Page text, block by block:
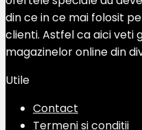
din ce in ce mai folosit
clienti. Astfel ca aici veti
magazinelor online din
Utile
Contact
Termeni si condiții